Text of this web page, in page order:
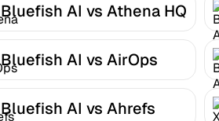
Bluefish AI vs Athena HQ
Bluefish AI vs AirOps
Bluefish AI vs Ahrefs